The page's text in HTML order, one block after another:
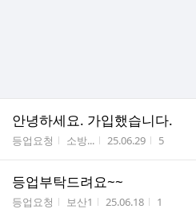
안녕하세요. 가입했습니다.
게시판명
등업요청 작성자
소방... 작성시간
25.06.29 조회수
5
등업부탁드려요~~
게시판명
등업요청 작성자
보산1 작성시간
25.06.18 조회수
1